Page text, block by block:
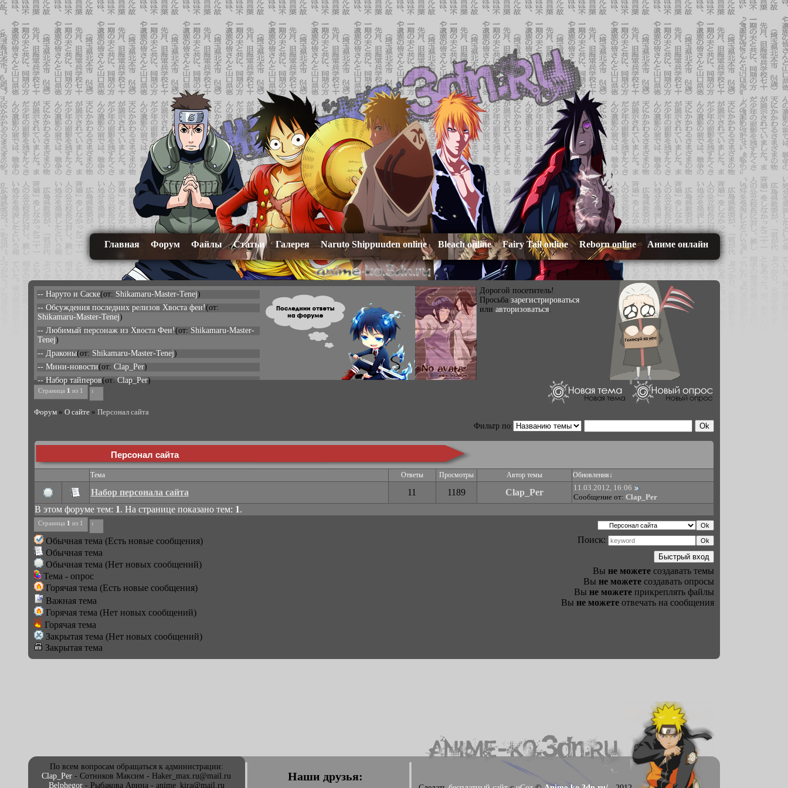
Главная Форум Файлы Статьи Галерея Naruto Shippuuden online Bleach online Fairy Tail online Reborn online Аниме онлайн
-- Наруто и Саске(от: Shikamaru-Master-Tenej)
-- Обсуждения последних релизов Хвоста феи!(от:
Shikamaru-Master-Tenej)
-- Любимый персонаж из Хвоста Феи!(от: Shikamaru-Master-
Tenej)
-- Драконы(от: Shikamaru-Master-Tenej)
-- Мини-новости(от: Clap_Per)
-- Набор тайперов(от: Clap_Per)
Дорогой посетитель!
Просьба зарегистрироваться
или авторизоваться.
Страница 1 из 1
Форум » О сайте » Персонал сайта
Фильтр по:
Персонал сайта
Тема Ответы Просмотры Автор темы Обновления↓
Набор персонала сайта 11 1189 Clap_Per
11.03.2012, 16:06
Сообщение от: Clap_Per
В этом форуме тем: 1. На странице показано тем: 1.
Страница 1 из 1
Обычная тема (Есть новые сообщения)
Обычная тема
Обычная тема (Нет новых сообщений)
Тема - опрос
Горячая тема (Есть новые сообщения)
Важная тема
Горячая тема (Нет новых сообщений)
Горячая тема
Закрытая тема (Нет новых сообщений)
Закрытая тема
Поиск:
Вы не можетесоздавать темы
Вы не можетесоздавать опросы
Вы не можетеприкреплять файлы
Вы не можетеотвечать на сообщения
По всем вопросам обращаться к администрации:
Clap_Per - Сотников Максим - Haker_max.ru@mail.ru
Belphegor- Рыбакова Арина - anime_kira@mail.ru
Наши друзья: